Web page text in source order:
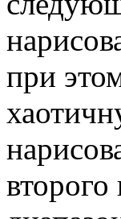
при
второго